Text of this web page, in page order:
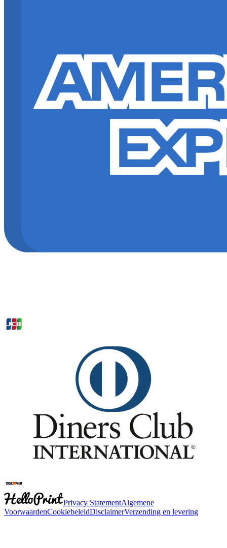
Privacy StatementAlgemene
VoorwaardenCookiebeleidDisclaimerVerzending en levering